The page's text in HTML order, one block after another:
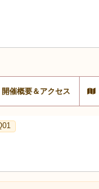
開催概要＆アクセス